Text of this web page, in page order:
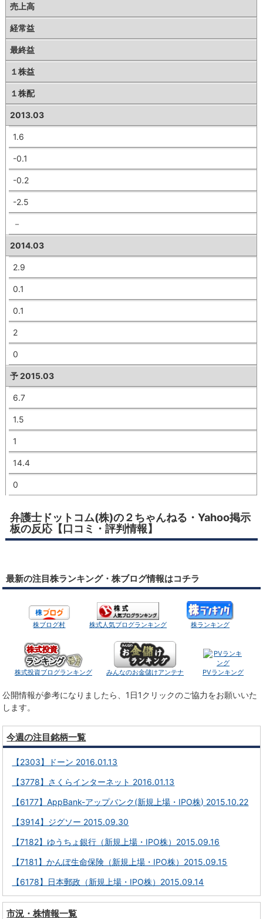
売上高
経常益
最終益
１株益
１株配
2013.03
1.6
-0.1
-0.2
-2.5
－
2014.03
2.9
0.1
0.1
2
0
予 2015.03
6.7
1.5
1
14.4
0
弁護士ドットコム(株)の２ちゃんねる・Yahoo掲示
板の反応【口コミ・評判情報】
最新の注目株ランキング・株ブログ情報はコチラ
株ブログ村 株式人気ブログランキング 株ランキング
株式投資ブログランキング みんなのお金儲けアンテナ PVランキング
公開情報が参考になりましたら、1日1クリックのご協力をお願いいた
します。
今週の注目銘柄一覧
【2303】ドーン 2016.01.13
【3778】さくらインターネット 2016.01.13
【6177】AppBank-アップバンク(新規上場・IPO株) 2015.10.22
【3914】ジグソー 2015.09.30
【7182】ゆうちょ銀行（新規上場・IPO株）2015.09.16
【7181】かんぽ生命保険（新規上場・IPO株）2015.09.15
【6178】日本郵政（新規上場・IPO株）2015.09.14
市況・株情報一覧